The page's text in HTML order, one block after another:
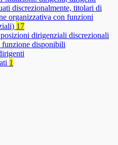
discrezionalmente, titolari di
organizzativa con funzioni
17
dirigenziali discrezionali
funzione disponibili
1